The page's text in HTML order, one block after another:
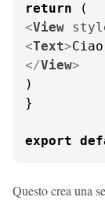
return
<View
<Text>
</View>
)
}
export
Questo crea una